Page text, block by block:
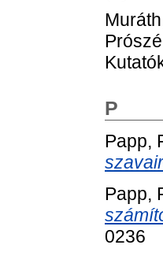
P
Papp,
Papp,
0236